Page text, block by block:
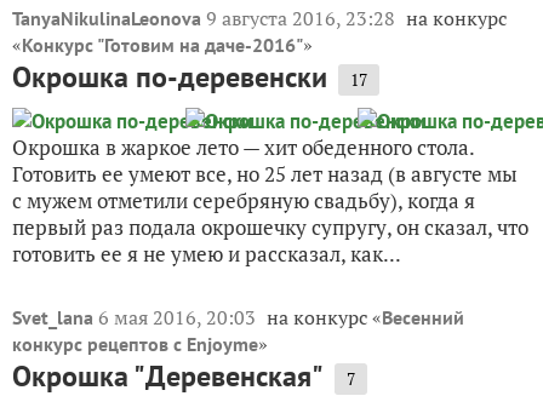
TanyaNikulinaLeonova 9 августа 2016, 23:28 на конкурс
«Конкурс "Готовим на даче-2016"»
Окрошка по-деревенски 17
Окрошка в жаркое лето — хит обеденного стола.
Готовить ее умеют все, но 25 лет назад (в августе мы
с мужем отметили серебряную свадьбу), когда я
первый раз подала окрошечку супругу, он сказал, что
готовить ее я не умею и рассказал, как...
Svet_lana 6 мая 2016, 20:03 на конкурс «Весенний
конкурс рецептов с Enjoyme»
Окрошка "Деревенская" 7